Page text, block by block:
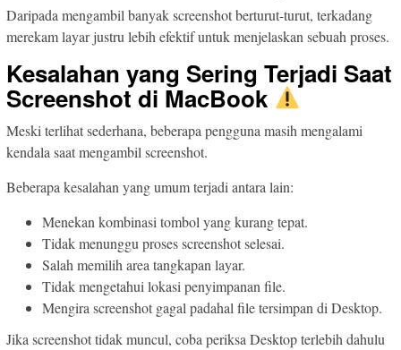
Daripada mengambil banyak screenshot berturut-turut, terkadang
merekam layar justru lebih efektif untuk menjelaskan sebuah proses.
Kesalahan yang Sering Terjadi Saat
Screenshot di MacBook
Meski terlihat sederhana, beberapa pengguna masih mengalami
kendala saat mengambil screenshot.
Beberapa kesalahan yang umum terjadi antara lain:
Menekan kombinasi tombol yang kurang tepat.
Tidak menunggu proses screenshot selesai.
Salah memilih area tangkapan layar.
Tidak mengetahui lokasi penyimpanan file.
Mengira screenshot gagal padahal file tersimpan di Desktop.
Jika screenshot tidak muncul, coba periksa Desktop terlebih dahulu